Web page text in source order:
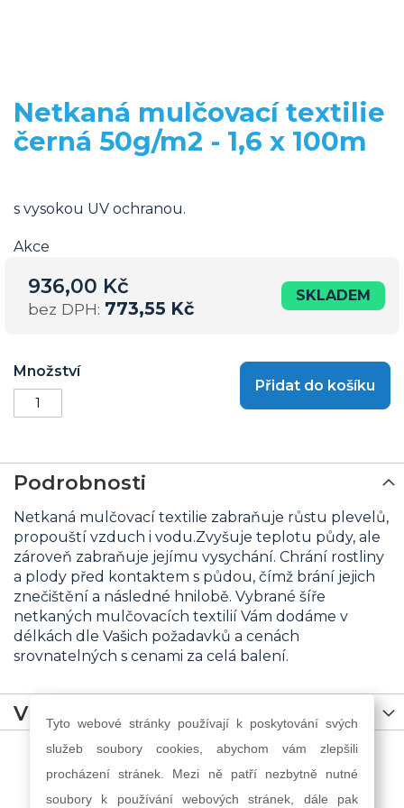
Přeskočit
na
začátek
obrázky
Netkaná mulčovací textilie
černá 50g/m2 - 1,6 x 100m
s vysokou UV ochranou.
Akce
936,00 Kč
773,55 Kč
SKLADEM
Množství
Přidat do košíku
Podrobnosti
Netkaná mulčovací textilie zabraňuje růstu plevelů,
propouští vzduch i vodu.Zvyšuje teplotu půdy, ale
zároveň zabraňuje jejímu vysychání. Chrání rostliny
a plody před kontaktem s půdou, čímž brání jejich
znečištění a následné hnilobě. Vybrané šíře
netkaných mulčovacích textilií Vám dodáme v
délkách dle Vašich požadavků a cenách
srovnatelných s cenami za celá balení.
Více informací
Tyto webové stránky používají k poskytování svých
služeb soubory cookies, abychom vám zlepšili
procházení stránek. Mezi ně patří nezbytně nutné
soubory k používání webových stránek, dále pak